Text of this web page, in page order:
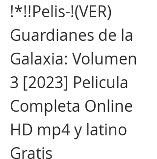
!*!!Pelis-!(VER)
Guardianes de la
Galaxia: Volumen
3 [2023] Pelicula
Completa Online
HD mp4 y latino
Gratis